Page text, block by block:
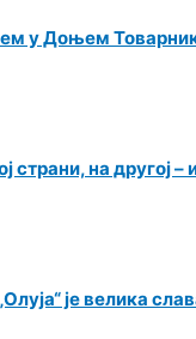
у Доњем
страни, на другој
је велика